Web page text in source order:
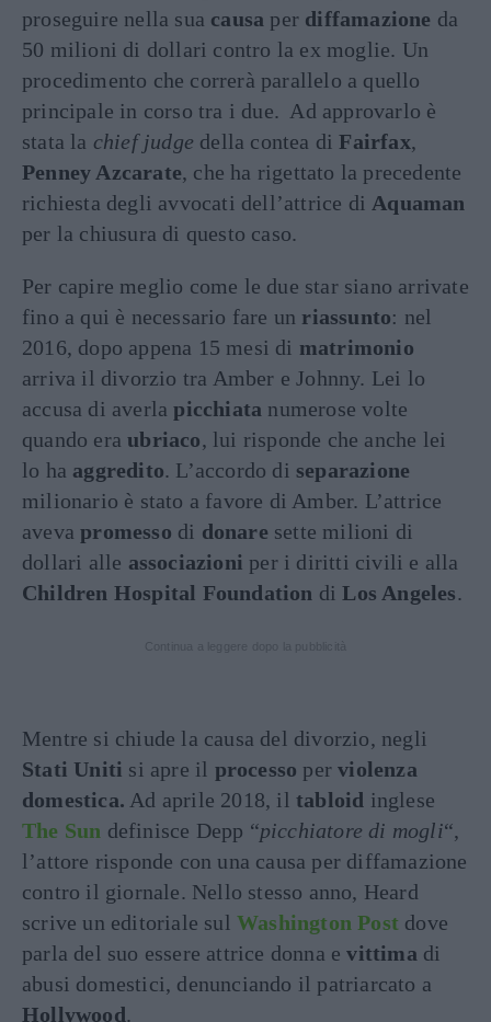
proseguire nella sua causa per diffamazione da
50 milioni di dollari contro la ex moglie. Un
procedimento che correrà parallelo a quello
principale in corso tra i due. Ad approvarlo è
stata la chief judge della contea di Fairfax,
Penney Azcarate, che ha rigettato la precedente
richiesta degli avvocati dell’attrice di Aquaman
per la chiusura di questo caso.
Per capire meglio come le due star siano arrivate
fino a qui è necessario fare un riassunto: nel
2016, dopo appena 15 mesi di matrimonio
arriva il divorzio tra Amber e Johnny. Lei lo
accusa di averlapicchiata numerose volte
quando eraubriaco, lui risponde che anche lei
lo ha aggredito. L’accordo di separazione
milionario è stato a favore di Amber. L’attrice
avevapromesso di donare sette milioni di
dollari alle associazioni per i diritti civili e alla
Children Hospital Foundation diLos Angeles.
Mentre si chiude la causa del divorzio, negli
Stati Uniti si apre il processo perviolenza
domestica. Ad aprile 2018, il tabloid inglese
The Sun definisce Depp “picchiatore di mogli“,
l’attore risponde con una causa per diffamazione
contro il giornale. Nello stesso anno, Heard
scrive un editoriale sul Washington Post dove
parla del suo essere attrice donna evittima di
abusi domestici, denunciando il patriarcato a
Hollywood.